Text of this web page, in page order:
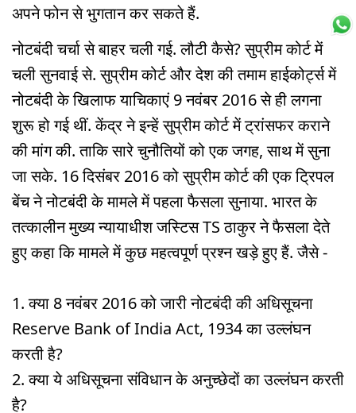
अपने फोन से भुगतान कर सकते हैं.
नोटबंदी चर्चा से बाहर चली गई. लौटी कैसे? सुप्रीम कोर्ट में
चली सुनवाई से. सुप्रीम कोर्ट और देश की तमाम हाईकोर्ट्स में
नोटबंदी के खिलाफ याचिकाएं 9 नवंबर 2016 से ही लगना
शुरू हो गई थीं. केंद्र ने इन्हें सुप्रीम कोर्ट में ट्रांसफर कराने
की मांग की. ताकि सारे चुनौतियों को एक जगह, साथ में सुना
जा सके. 16 दिसंबर 2016 को सुप्रीम कोर्ट की एक ट्रिपल
बेंच ने नोटबंदी के मामले में पहला फैसला सुनाया. भारत के
तत्कालीन मुख्य न्यायाधीश जस्टिस TS ठाकुर ने फैसला देते
हुए कहा कि मामले में कुछ महत्वपूर्ण प्रश्न खड़े हुए हैं. जैसे -
1. क्या 8 नवंबर 2016 को जारी नोटबंदी की अधिसूचना
Reserve Bank of India Act, 1934 का उल्लंघन
करती है?
2. क्या ये अधिसूचना संविधान के अनुच्छेदों का उल्लंघन करती
है?